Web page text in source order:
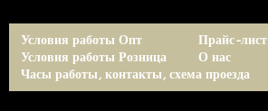
Условия работы Опт
Условия работы Розница
Прайс-лист
О нас
Часы работы, контакты, схема проезда